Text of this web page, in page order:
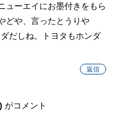
ューエイにお墨付きをもら
どや、言ったとうりや
だしね。トヨタもホンダ
返信
がコメント